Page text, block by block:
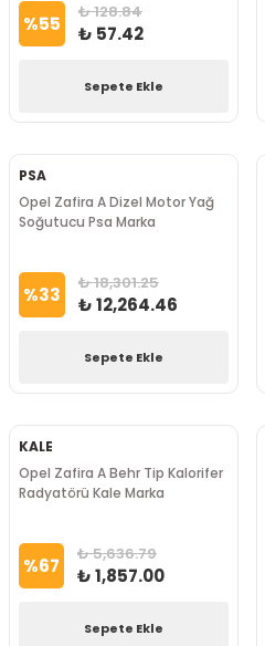
%55 ₺ 128.84
₺ 57.42
Sepete Ekle
PSA
Opel Zafira A Dizel Motor Yağ
Soğutucu Psa Marka
%33 ₺ 18,301.25
₺ 12,264.46
Sepete Ekle
KALE
Opel Zafira A Behr Tip Kalorifer
Radyatörü Kale Marka
%67 ₺ 5,636.79
₺ 1,857.00
Sepete Ekle